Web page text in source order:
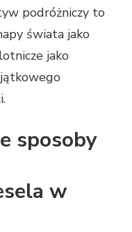
podróżniczy to
świata jako
jako
sposoby
w